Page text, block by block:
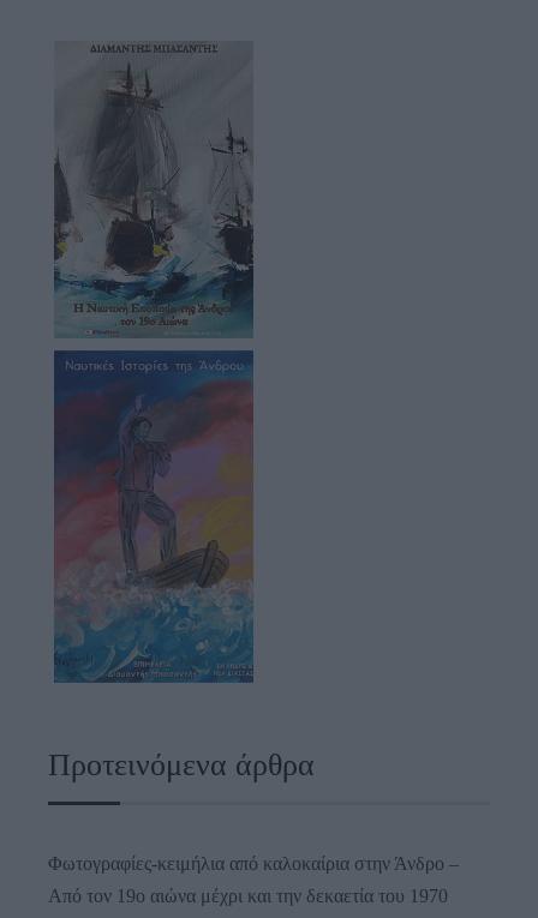
Προτεινόμενα άρθρα
Φωτογραφίες-κειμήλια από καλοκαίρια στην Άνδρο –
Από τον 19ο αιώνα μέχρι και την δεκαετία του 1970